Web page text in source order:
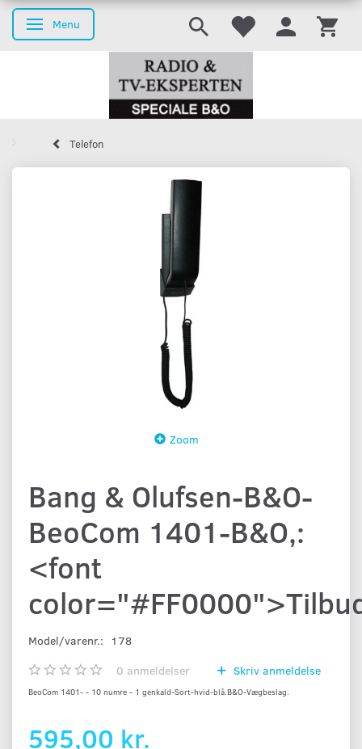
Skifte navigation
Menu
Telefon
Zoom
Bang & Olufsen-B&O-
BeoCom 1401-B&O,:
<font
Model/varenr.:
178
0 anmeldelser Skriv anmeldelse
BeoCom 1401- - 10 numre - 1 genkald-Sort-hvid-blå.B&O-Vægbeslag.
595,00 kr.